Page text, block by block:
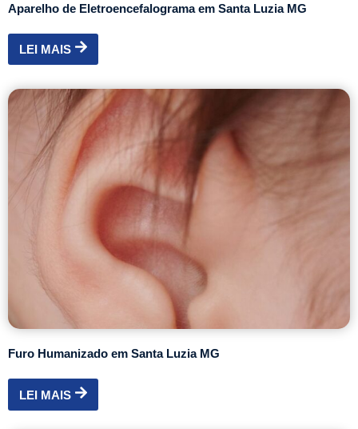
Aparelho de Eletroencefalograma em Santa Luzia MG
LEI MAIS
Furo Humanizado em Santa Luzia MG
LEI MAIS